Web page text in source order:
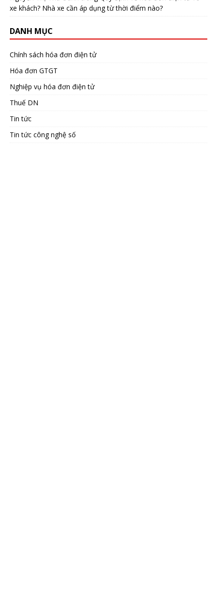
xe khách? Nhà xe cần áp dụng từ thời điểm nào?
DANH MỤC
Chính sách hóa đơn điện tử
Hóa đơn GTGT
Nghiệp vụ hóa đơn điện tử
Thuế DN
Tin tức
Tin tức công nghệ số